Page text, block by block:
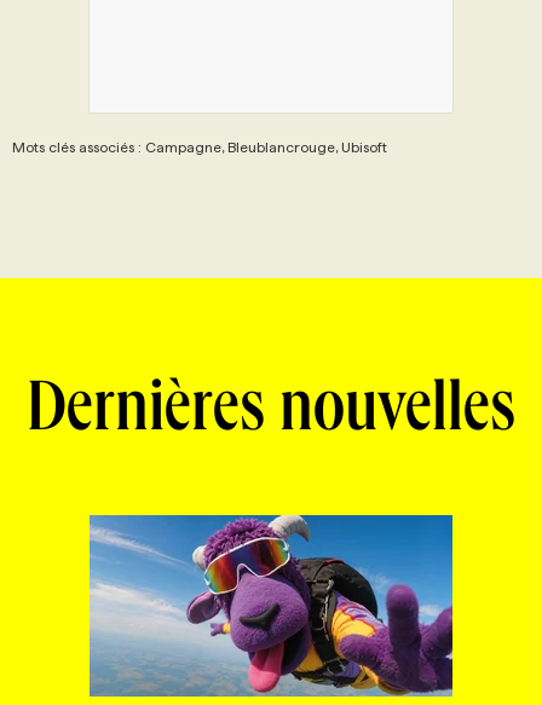
Mots clés associés : Campagne, Bleublancrouge, Ubisoft
Dernières nouvelles